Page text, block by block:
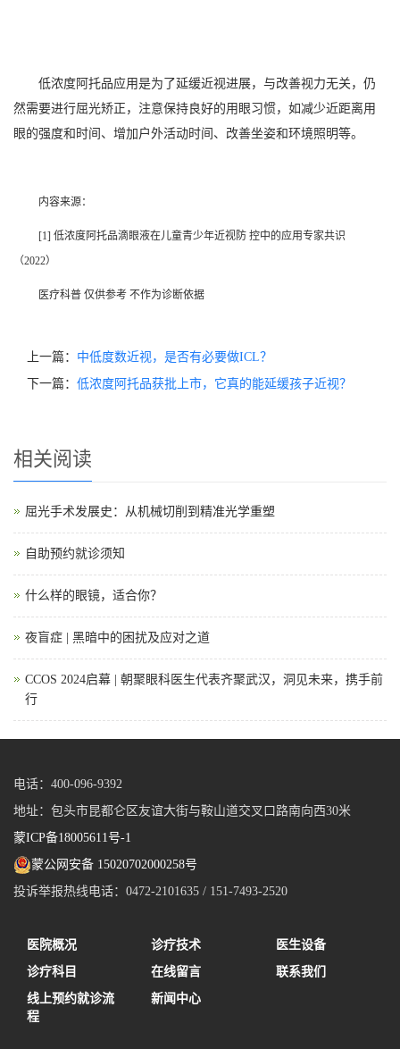
低浓度阿托品应用是为了延缓近视进展，与改善视力无关，仍
然需要进行屈光矫正，注意保持良好的用眼习惯，如减少近距离用
眼的强度和时间、增加户外活动时间、改善坐姿和环境照明等。
内容来源：
[1] 低浓度阿托品滴眼液在儿童青少年近视防 控中的应用专家共识
（2022）
医疗科普 仅供参考 不作为诊断依据
上一篇： 中低度数近视，是否有必要做ICL？
下一篇： 低浓度阿托品获批上市，它真的能延缓孩子近视？
相关阅读
屈光手术发展史：从机械切削到精准光学重塑
自助预约就诊须知
什么样的眼镜，适合你？
夜盲症 | 黑暗中的困扰及应对之道
CCOS 2024启幕 | 朝聚眼科医生代表齐聚武汉，洞见未来，携手前
行
电话：400-096-9392
地址：包头市昆都仑区友谊大街与鞍山道交叉口路南向西30米
蒙ICP备18005611号-1
蒙公网安备 15020702000258号
投诉举报热线电话：0472-2101635 / 151-7493-2520
医院概况 诊疗技术
医生设备
诊疗科目
在线留言
联系我们
线上预约就诊流
程
新闻中心